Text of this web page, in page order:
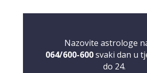
Nazovite astrologe
064/600-600svaki dan u
do 24.